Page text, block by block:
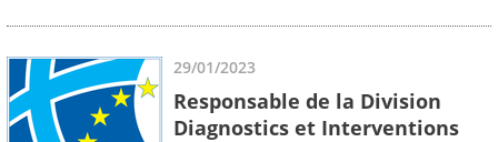
29/01/2023
Responsable de la Division
Diagnostics et Interventions